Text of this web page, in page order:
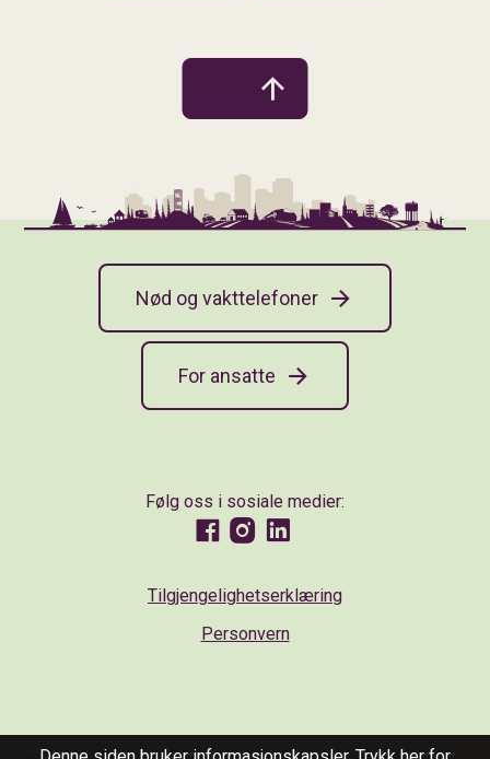
Nød og vakttelefoner
For ansatte
Følg oss i sosiale medier:
FacebookInstagramLinkedIn
Tilgjengelighetserklæring
Personvern